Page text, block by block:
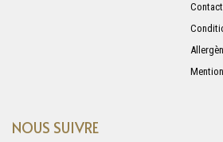
NOUS SUIVRE